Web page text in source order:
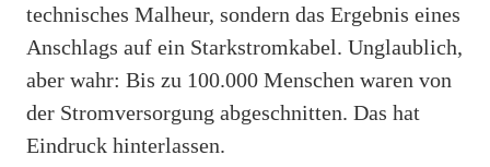
technisches Malheur, sondern das Ergebnis eines
Anschlags auf ein Starkstromkabel. Unglaublich,
aber wahr: Bis zu 100.000 Menschen waren von
der Stromversorgung abgeschnitten. Das hat
Eindruck hinterlassen.